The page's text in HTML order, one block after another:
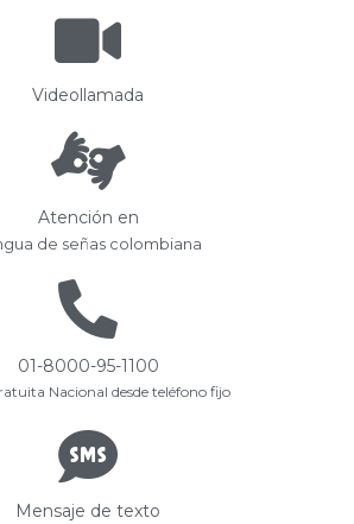
Videollamada
Atención en
de señas colombiana
01-8000-95-1100
Nacional desde teléfono fijo
Mensaje de texto